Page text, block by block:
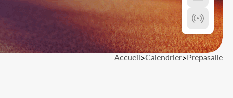
Accueil>Calendrier>Prepasalle